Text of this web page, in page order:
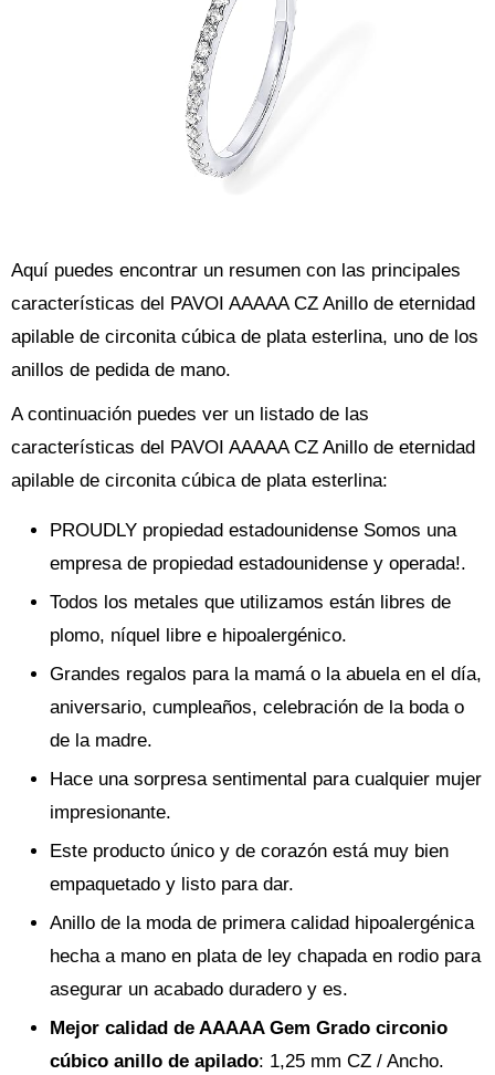
Aquí puedes encontrar un resumen con las principales
características del PAVOI AAAAA CZ Anillo de eternidad
apilable de circonita cúbica de plata esterlina, uno de los
anillos de pedida de mano.
A continuación puedes ver un listado de las
características del PAVOI AAAAA CZ Anillo de eternidad
apilable de circonita cúbica de plata esterlina:
PROUDLY propiedad estadounidense Somos una
empresa de propiedad estadounidense y operada!.
Todos los metales que utilizamos están libres de
plomo, níquel libre e hipoalergénico.
Grandes regalos para la mamá o la abuela en el día,
aniversario, cumpleaños, celebración de la boda o
de la madre.
Hace una sorpresa sentimental para cualquier mujer
impresionante.
Este producto único y de corazón está muy bien
empaquetado y listo para dar.
Anillo de la moda de primera calidad hipoalergénica
hecha a mano en plata de ley chapada en rodio para
asegurar un acabado duradero y es.
Mejor calidad de AAAAA Gem Grado circonio
cúbico anillo de apilado: 1,25 mm CZ / Ancho.